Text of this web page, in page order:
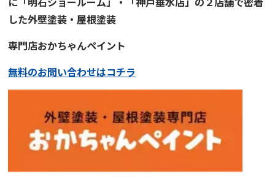
した外壁塗装・屋根塗装
専門店おかちゃんペイント
無料のお問い合わせはコチラ